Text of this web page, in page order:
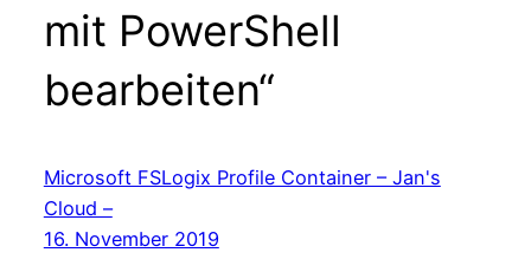
mit PowerShell
bearbeiten“
Microsoft FSLogix Profile Container – Jan's
Cloud –
16. November 2019